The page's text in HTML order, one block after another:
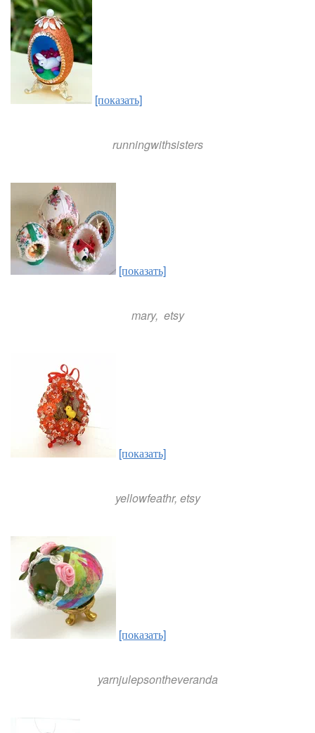
[показать]
runningwithsisters
[показать]
mary, etsy
[показать]
yellowfeathr, etsy
[показать]
yarnjulepsontheveranda